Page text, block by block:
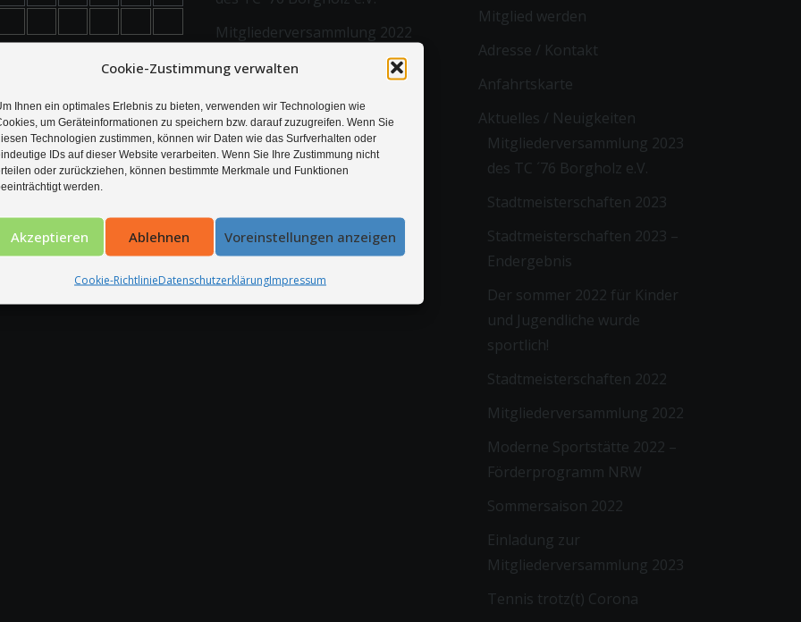
Cookie-Zustimmung verwalten
Ihnen ein optimales Erlebnis zu bieten, verwenden wir Technologien wie
um Geräteinformationen zu speichern bzw. darauf zuzugreifen. Wenn Sie
Technologien zustimmen, können wir Daten wie das Surfverhalten oder
IDs auf dieser Website verarbeiten. Wenn Sie Ihre Zustimmung nicht
oder zurückziehen, können bestimmte Merkmale und Funktionen
werden.
Akzeptieren Ablehnen Voreinstellungen anzeigen
Cookie-RichtlinieDatenschutzerklärungImpressum
Mitgliederversammlung 2022
Mitglied werden
Adresse / Kontakt
Anfahrtskarte
Aktuelles / Neuigkeiten
Mitgliederversammlung 2023
des TC ´76 Borgholz e.V.
Stadtmeisterschaften 2023
Stadtmeisterschaften 2023 –
Endergebnis
Der sommer 2022 für Kinder
und Jugendliche wurde
sportlich!
Stadtmeisterschaften 2022
Mitgliederversammlung 2022
Moderne Sportstätte 2022 –
Förderprogramm NRW
Sommersaison 2022
Einladung zur
Mitgliederversammlung 2023
Tennis trotz(t) Corona